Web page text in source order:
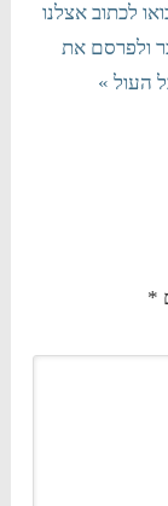
לכתוב אצלנו
ולפרסם את
העול »
*